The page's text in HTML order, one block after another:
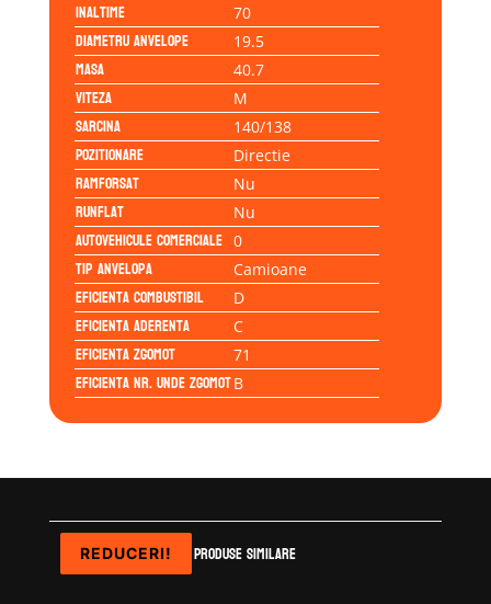
Inaltime 70
Diametru anvelope 19.5
Masa 40.7
Viteza M
Sarcina 140/138
Pozitionare Directie
Ramforsat Nu
Runflat Nu
Autovehicule comerciale 0
Tip anvelopa Camioane
Eficienta Combustibil D
Eficienta Aderenta C
Eficienta Zgomot 71
Eficienta Nr. Unde ZgomotB
Produse similare
REDUCERI!
REDUCERI!
REDUCERI!